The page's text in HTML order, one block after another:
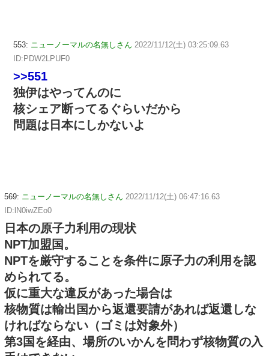
553: ニューノーマルの名無しさん 2022/11/12(土) 03:25:09.63
ID:PDW2LPUF0
>>551
独伊はやってんのに
核シェア断ってるぐらいだから
問題は日本にしかないよ
569: ニューノーマルの名無しさん 2022/11/12(土) 06:47:16.63
ID:lN0iwZEo0
日本の原子力利用の現状
NPT加盟国。
NPTを厳守することを条件に原子力の利用を認
められてる。
仮に重大な違反があった場合は
核物質は輸出国から返還要請があれば返還しな
ければならない（ゴミは対象外）
第3国を経由、場所のいかんを問わず核物質の入